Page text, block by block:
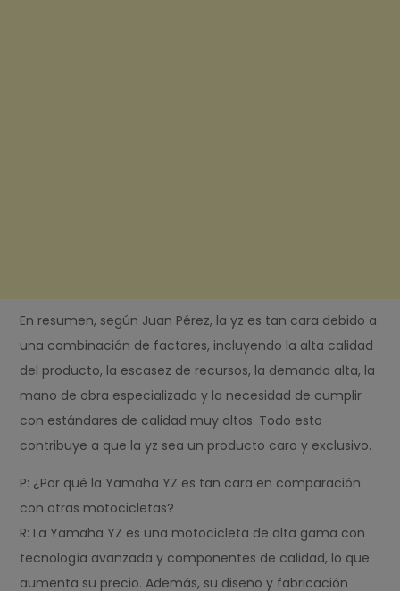
En resumen, según Juan Pérez, la yz es tan cara debido a
una combinación de factores, incluyendo la alta calidad
del producto, la escasez de recursos, la demanda alta, la
mano de obra especializada y la necesidad de cumplir
con estándares de calidad muy altos. Todo esto
contribuye a que la yz sea un producto caro y exclusivo.
P: ¿Por qué la Yamaha YZ es tan cara en comparación
con otras motocicletas?
R: La Yamaha YZ es una motocicleta de alta gama con
tecnología avanzada y componentes de calidad, lo que
aumenta su precio. Además, su diseño y fabricación